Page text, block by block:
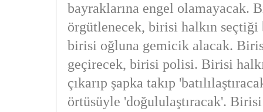
bayraklarına engel olamayacak.
örgütlenecek, birisi halkın seçtiği
birisi oğluna gemicik alacak.
geçirecek, birisi polisi. Birisi
çıkarıp şapka takıp
örtüsüyle 'doğululaştıracak'.